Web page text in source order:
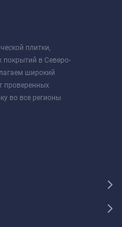
плитки,
покрытий в Северо-
широкий
проверенных
во все регионы